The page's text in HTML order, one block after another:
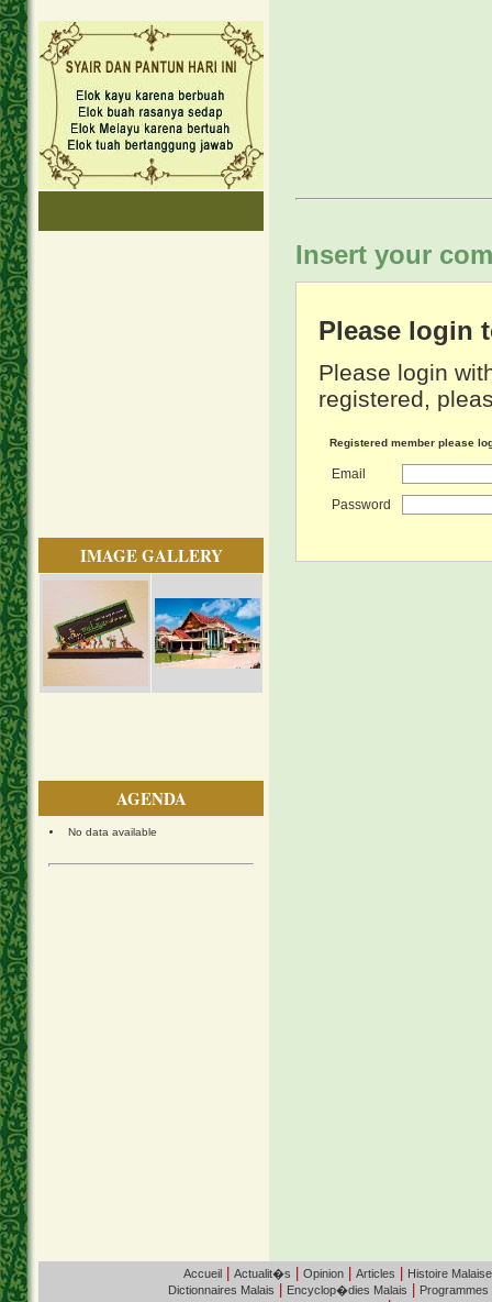
IMAGE GALLERY
AGENDA
No data available
Insert your
Please login
Please login
registered,
Registered member please
Email
Password
Accueil| Actualit�s Opinion| Articles Histoire Malaise
Dictionnaires Malais Encyclop�dies Malais Programmes